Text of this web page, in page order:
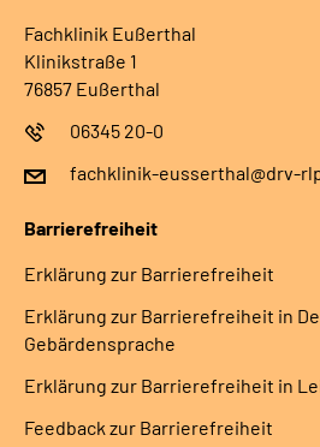
Fachklinik Eußerthal
Klinikstraße 1
76857 Eußerthal
06345 20-0
fachklinik-eusserthal@drv-
Barrierefreiheit
Erklärung zur Barrierefreiheit
Erklärung zur Barrierefreiheit in
Gebärdensprache
Erklärung zur Barrierefreiheit in
Feedback zur Barrierefreiheit